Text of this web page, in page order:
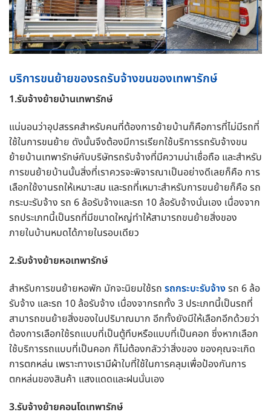
บริการขนย้ายของรถรับจ้างขนของเทพารักษ์
1.รับจ้างย้ายบ้านเทพารักษ์
แน่นอนว่าอุปสรรคสำหรับคนที่ต้องการย้ายบ้านก็คือการที่ไม่มีรถที่
ใช้ในการขนย้าย ดังนั้นจึงต้องมีการเรียกใช้บริการรถรับจ้างขน
ย้ายบ้านเทพารักษ์กับบริษัทรถรับจ้างที่มีความน่าเชื่อถือ และสำหรับ
การขนย้ายบ้านนั้นสิ่งที่เราควรจะพิจารณาเป็นอย่างดีเลยก็คือ การ
เลือกใช้งานรถให้เหมาะสม และรถที่เหมาะสำหรับการขนย้ายก็คือ รถ
กระบะรับจ้าง รถ 6 ล้อรับจ้างและรถ 10 ล้อรับจ้างนั่นเอง เนื่องจาก
รถประเภทนี้เป็นรถที่มีขนาดใหญ่ทำให้สามารถขนย้ายสิ่งของ
ภายในบ้านหมดได้ภายในรอบเดียว
2.รับจ้างย้ายหอเทพารักษ์
สำหรับการขนย้ายหอพัก มักจะนิยมใช้รถ รถกระบะรับจ้างรถ 6 ล้อ
รับจ้าง และรถ 10 ล้อรับจ้าง เนื่องจากรถทั้ง 3 ประเภทนี้เป็นรถที่
สามารถขนย้ายสิ่งของในปริมาณมาก อีกทั้งยังมีให้เลือกอีกด้วยว่า
ต้องการเลือกใช้รถแบบที่เป็นตู้ทึบหรือแบบที่เป็นคอก ซึ่งหากเลือก
ใช้บริการรถแบบที่เป็นคอก ก็ไม่ต้องกลัวว่าสิ่งของ ของคุณจะเกิด
การตกหล่น เพราะทางเรามีผ้าใบที่ใช้ในการคลุมเพื่อป้องกันการ
ตกหล่นของสินค้า แสงแดดและฝนนั่นเอง
3.รับจ้างย้ายคอนโดเทพารักษ์